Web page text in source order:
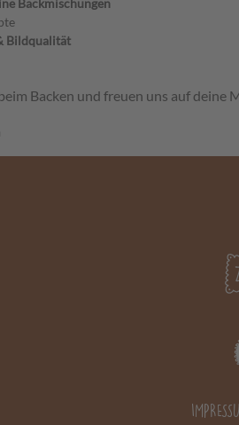
Backmischungen
Bildqualität
Backen und freuen uns auf deine